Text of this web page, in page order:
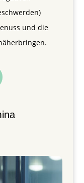
und die